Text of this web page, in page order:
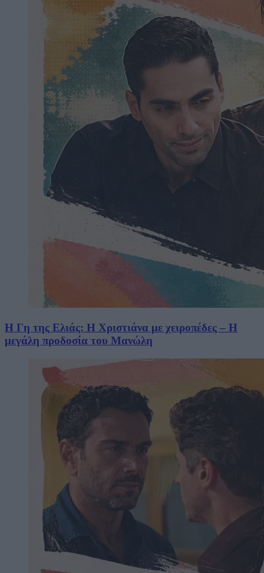
Η Γη της Ελιάς: Η Χριστιάνα με χειροπέδες – Η
μεγάλη προδοσία του Μανώλη